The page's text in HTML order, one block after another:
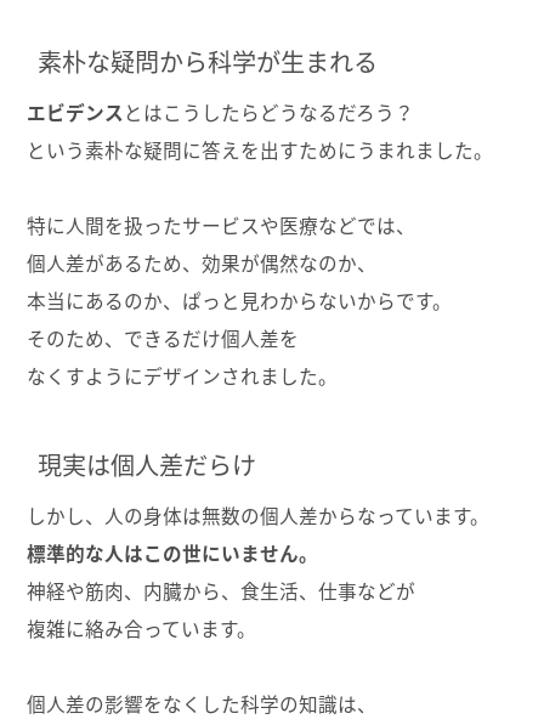
素朴な疑問から科学が生まれる
エビデンスとはこうしたらどうなるだろう？
という素朴な疑問に答えを出すためにうまれました。
特に人間を扱ったサービスや医療などでは、
個人差があるため、効果が偶然なのか、
本当にあるのか、ぱっと見わからないからです。
そのため、できるだけ個人差を
なくすようにデザインされました。
現実は個人差だらけ
しかし、人の身体は無数の個人差からなっています。
標準的な人はこの世にいません。
神経や筋肉、内臓から、食生活、仕事などが
複雑に絡み合っています。
個人差の影響をなくした科学の知識は、